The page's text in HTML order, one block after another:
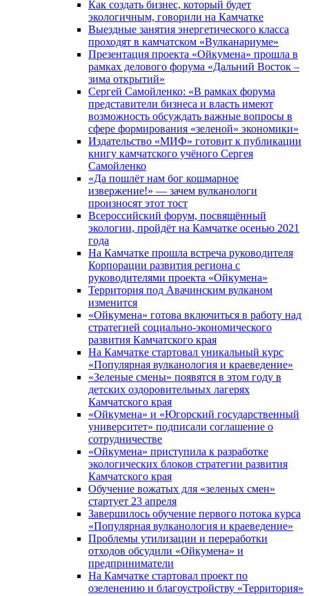
Как создать бизнес, который будет
экологичным, говорили на Камчатке
Выездные занятия энергетического класса
проходят в камчатском «Вулканариуме»
Презентация проекта «Ойкумена» прошла в
рамках делового форума «Дальний Восток –
зима открытий»
Сергей Самойленко: «В рамках форума
представители бизнеса и власть имеют
возможность обсуждать важные вопросы в
сфере формирования «зеленой» экономики»
Издательство «МИФ» готовит к публикации
книгу камчатского учёного Сергея
Самойленко
«Да пошлёт нам бог кошмарное
извержение!» — зачем вулканологи
произносят этот тост
Всероссийский форум, посвящённый
экологии, пройдёт на Камчатке осенью 2021
года
На Камчатке прошла встреча руководителя
Корпорации развития региона с
руководителями проекта «Ойкумена»
Территория под Авачинским вулканом
изменится
«Ойкумена» готова включиться в работу над
стратегией социально-экономического
развития Камчатского края
На Камчатке стартовал уникальный курс
«Популярная вулканология и краеведение»
«Зеленые смены» появятся в этом году в
детских оздоровительных лагерях
Камчатского края
«Ойкумена» и «Югорский государственный
университет» подписали соглашение о
сотрудничестве
«Ойкумена» приступила к разработке
экологических блоков стратегии развития
Камчатского края
Обучение вожатых для «зеленых смен»
стартует 23 апреля
Завершилось обучение первого потока курса
«Популярная вулканология и краеведение»
Проблемы утилизации и переработки
отходов обсудили «Ойкумена» и
предприниматели
На Камчатке стартовал проект по
озеленению и благоустройству «Территория»